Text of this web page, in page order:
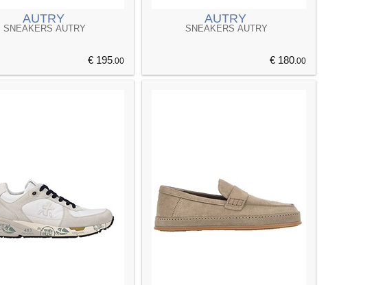
AUTRY
SNEAKERS AUTRY
€ 195.00
AUTRY
SNEAKERS AUTRY
€ 180.00